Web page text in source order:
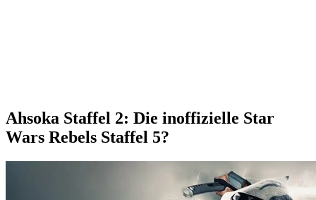
Ahsoka Staffel 2: Die inoffizielle Star
Wars Rebels Staffel 5?